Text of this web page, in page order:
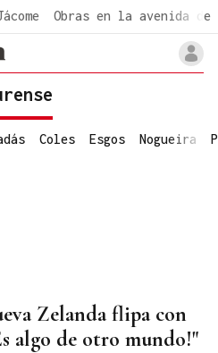
Obras en la avenida de
Coles Esgos Nogueira
Zelanda flipa con
algo de otro mundo!"